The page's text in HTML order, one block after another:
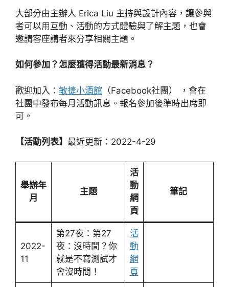
大部分由主辦人 Erica Liu 主持與設計內容，讓參與
者可以用互動、活動的方式體驗與了解主題，也會
邀請客座講者來分享相關主題。
如何參加？怎麼獲得活動最新消息？
歡迎加入： 敏捷小酒館 （Facebook社團） ，會在
社團中發布每月活動訊息。報名參加後準時出席即
可。
【活動列表】 最近更新：2022-4-29
舉辦年
月
主題
活
動
網
頁
筆記
2022-
11
第27夜：第27
夜：沒時間？你
就是不寫測試才
會沒時間！
活
動
網
頁